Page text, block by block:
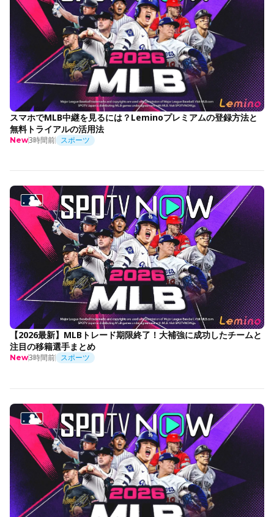
スマホでMLB中継を見るには？Leminoプレミアムの登録方法と
無料トライアルの活用法
New3時間前 スポーツ
【2026最新】MLBトレード期限終了！大補強に成功したチームと
注目の移籍選手まとめ
New3時間前 スポーツ